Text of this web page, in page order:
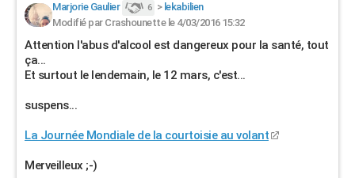
Marjorie Gaulier 6 > lekabilien
Modifié par Crashounette le 4/03/2016 15:32
Attention l'abus d'alcool est dangereux pour la santé, tout
ça...
Et surtout le lendemain, le 12 mars, c'est...
suspens...
La Journée Mondiale de la courtoisie au volant
Merveilleux ;-)